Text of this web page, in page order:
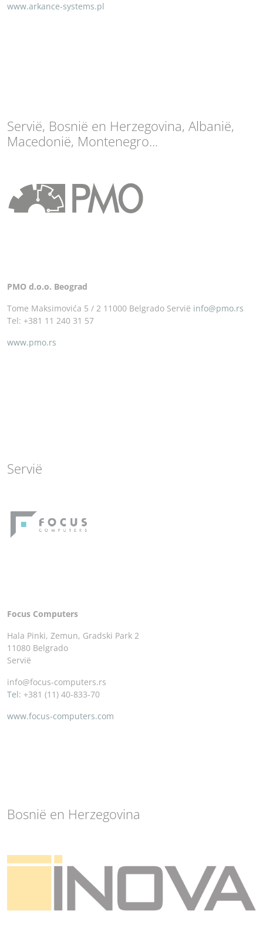
www.arkance-systems.pl
Servië, Bosnië en Herzegovina, Albanië,
Macedonië, Montenegro...
PMO d.o.o. Beograd
Tome Maksimovića 5 / 2 11000 Belgrado Servië info@pmo.rs
Tel: +381 11 240 31 57
www.pmo.rs
Servië
Focus Computers
Hala Pinki, Zemun, Gradski Park 2
11080 Belgrado
Servië
info@focus-computers.rs
Tel: +381 (11) 40-833-70
www.focus-computers.com
Bosnië en Herzegovina